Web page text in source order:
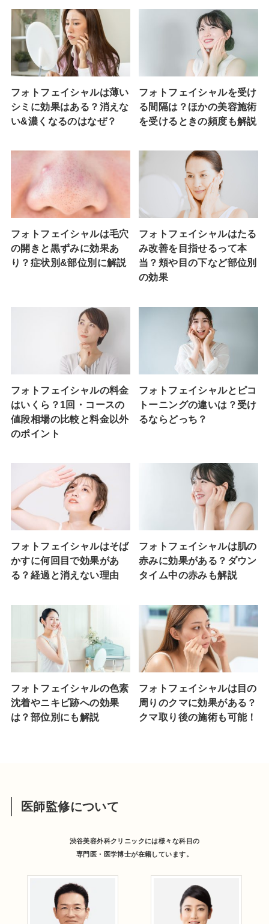
フォトフェイシャルは薄い
シミに効果はある？消えな
い&濃くなるのはなぜ？
フォトフェイシャルを受け
る間隔は？ほかの美容施術
を受けるときの頻度も解説
フォトフェイシャルは毛穴
の開きと黒ずみに効果あ
り？症状別&部位別に解説
フォトフェイシャルはたる
み改善を目指せるって本
当？頬や目の下など部位別
の効果
フォトフェイシャルの料金
はいくら？1回・コースの
値段相場の比較と料金以外
のポイント
フォトフェイシャルとピコ
トーニングの違いは？受け
るならどっち？
フォトフェイシャルはそば
かすに何回目で効果があ
る？経過と消えない理由
フォトフェイシャルは肌の
赤みに効果がある？ダウン
タイム中の赤みも解説
フォトフェイシャルの色素
沈着やニキビ跡への効果
は？部位別にも解説
フォトフェイシャルは目の
周りのクマに効果がある？
クマ取り後の施術も可能！
医師監修について
渋谷美容外科クリニックには様々な科目の
専門医・医学博士が在籍しています。